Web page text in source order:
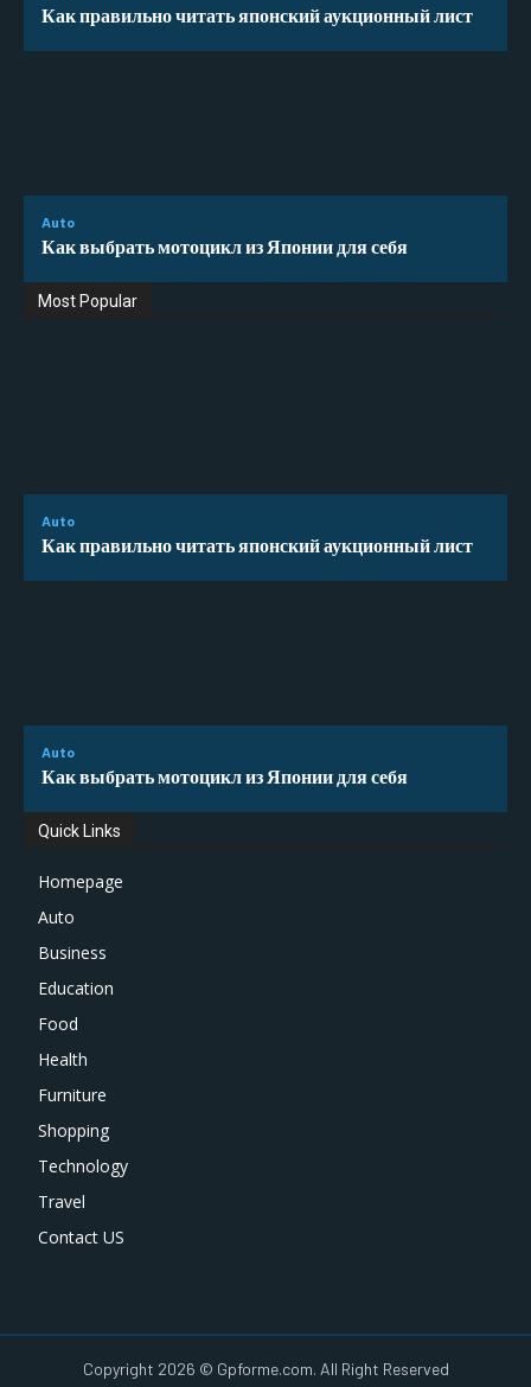
Как правильно читать японский аукционный лист
Auto
Как выбрать мотоцикл из Японии для себя
Most Popular
Auto
Как правильно читать японский аукционный лист
Auto
Как выбрать мотоцикл из Японии для себя
Quick Links
Homepage
Auto
Business
Education
Food
Health
Furniture
Shopping
Technology
Travel
Contact US
Copyright 2026 © Gpforme.com. All Right Reserved